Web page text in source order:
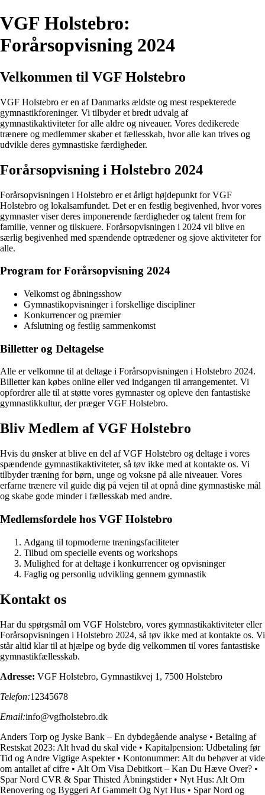
VGF Holstebro:
Forårsopvisning 2024
Velkommen til VGF Holstebro
VGF Holstebro er en af Danmarks ældste og mest respekterede
gymnastikforeninger. Vi tilbyder et bredt udvalg af
gymnastikaktiviteter for alle aldre og niveauer. Vores dedikerede
trænere og medlemmer skaber et fællesskab, hvor alle kan trives og
udvikle deres gymnastiske færdigheder.
Forårsopvisning i Holstebro 2024
Forårsopvisningen i Holstebro er et årligt højdepunkt for VGF
Holstebro og lokalsamfundet. Det er en festlig begivenhed, hvor vores
gymnaster viser deres imponerende færdigheder og talent frem for
familie, venner og tilskuere. Forårsopvisningen i 2024 vil blive en
særlig begivenhed med spændende optrædener og sjove aktiviteter for
alle.
Program for Forårsopvisning 2024
Velkomst og åbningsshow
Gymnastikopvisninger i forskellige discipliner
Konkurrencer og præmier
Afslutning og festlig sammenkomst
Billetter og Deltagelse
Alle er velkomne til at deltage i Forårsopvisningen i Holstebro 2024.
Billetter kan købes online eller ved indgangen til arrangementet. Vi
opfordrer alle til at støtte vores gymnaster og opleve den fantastiske
gymnastikkultur, der præger VGF Holstebro.
Bliv Medlem af VGF Holstebro
Hvis du ønsker at blive en del af VGF Holstebro og deltage i vores
spændende gymnastikaktiviteter, så tøv ikke med at kontakte os. Vi
tilbyder træning for børn, unge og voksne på alle niveauer. Vores
erfarne trænere vil guide dig på vejen til at opnå dine gymnastiske mål
og skabe gode minder i fællesskab med andre.
Medlemsfordele hos VGF Holstebro
Adgang til topmoderne træningsfaciliteter
Tilbud om specielle events og workshops
Mulighed for at deltage i konkurrencer og opvisninger
Faglig og personlig udvikling gennem gymnastik
Kontakt os
Har du spørgsmål om VGF Holstebro, vores gymnastikaktiviteter eller
Forårsopvisningen i Holstebro 2024, så tøv ikke med at kontakte os. Vi
står altid klar til at hjælpe og byde dig velkommen til vores fantastiske
gymnastikfællesskab.
Adresse: VGF Holstebro, Gymnastikvej 1, 7500 Holstebro
Telefon:12345678
Email:info@vgfholstebro.dk
Anders Torp og Jyske Bank – En dybdegående analyse • Betaling af
Restskat 2023: Alt hvad du skal vide • Kapitalpension: Udbetaling før
Tid og Andre Vigtige Aspekter• Kontonummer: Alt du behøver at vide
om antallet af cifre • Alt Om Visa Debitkort – Kan Du Hæve Over? •
Spar Nord CVR & Spar Thisted Åbningstider• Nyt Hus: Alt Om
Renovering og Byggeri Af Gammelt Og Nyt Hus • Spar Nord og